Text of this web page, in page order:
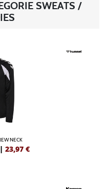
SWEATS /
NECK
| 23,97 €